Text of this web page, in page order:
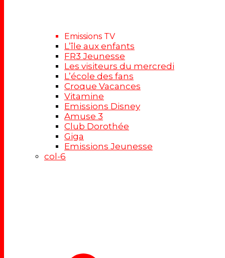
Emissions TV
L’île aux enfants
FR3 Jeunesse
Les visiteurs du mercredi
L’école des fans
Croque Vacances
Vitamine
Emissions Disney
Amuse 3
Club Dorothée
Giga
Emissions Jeunesse
col-6